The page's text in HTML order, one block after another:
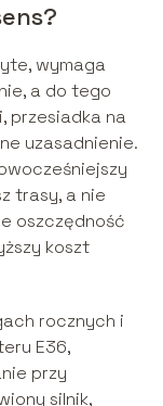
wymaga
a do tego
przesiadka na
uzasadnienie.
trasy, a nie
oszczędność
koszt
rocznych i
E36,
przy
silnik,